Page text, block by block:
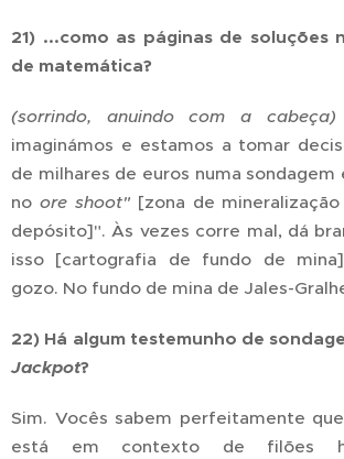
21) ...como as páginas de
de matemática?
(sorrindo, anuindo com a cabeça)
imaginámos e estamos a tomar
de milhares de euros numa
no ore shoot" [zona de
depósito]". Às vezes corre mal, dá
isso [cartografia de fundo de
gozo. No fundo de mina de Jales-
22) Há algum testemunho de
Jackpot?
Sim. Vocês sabem perfeitamente
está em contexto de filões